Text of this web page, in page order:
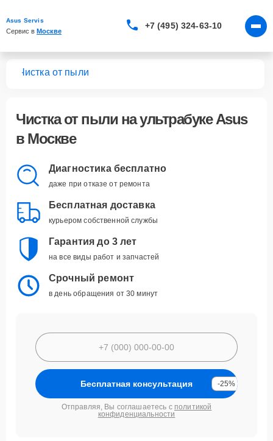
Asus Servis
Сервис в Москве
+7 (495) 324-63-10
Чистка от пыли
Чистка от пыли на ультрабуке Asus
в Москве
Диагностика бесплатно
даже при отказе от ремонта
Бесплатная доставка
курьером собственной службы
Гарантия до 3 лет
на все виды работ и запчастей
Срочный ремонт
в день обращения от 30 минут
Бесплатная консультация -25%
Отправляя, Вы соглашаетесь с политикой
конфиденциальности